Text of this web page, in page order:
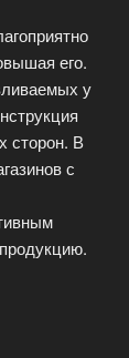
его.
у
сторон. В
с